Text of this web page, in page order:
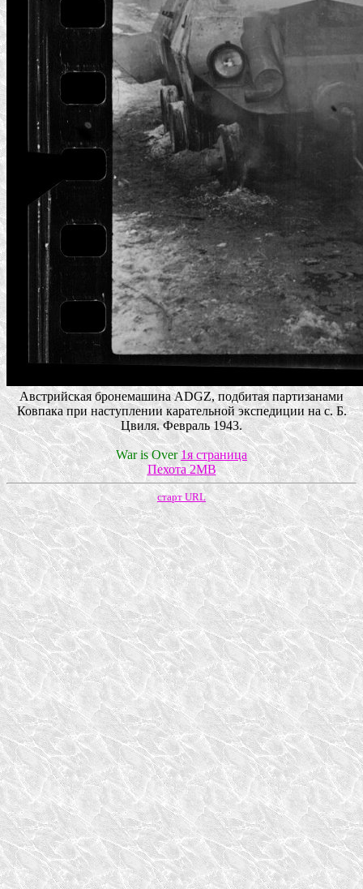
Австрийская бронемашина ADGZ, подбитая партизанами
Ковпака при наступлении карательной экспедиции на с. Б.
Цвиля. Февраль 1943.
War is Over1я страница
Пехота 2МВ
старт URL